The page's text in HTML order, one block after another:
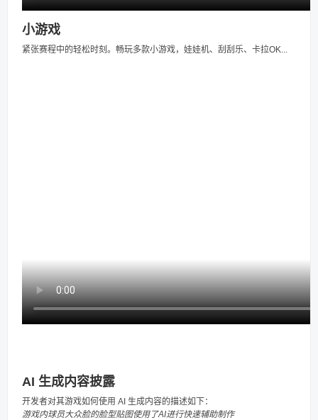
小游戏
紧张赛程中的轻松时刻。畅玩多款小游戏，娃娃机、刮刮乐、卡拉OK...
AI 生成内容披露
开发者对其游戏如何使用 AI 生成内容的描述如下：
游戏内球员大众脸的脸型贴图使用了AI进行快速辅助制作